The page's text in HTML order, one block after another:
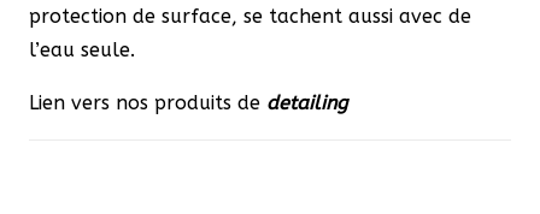
protection de surface, se tachent aussi avec de
l’eau seule.
Lien vers nos produits de detailing